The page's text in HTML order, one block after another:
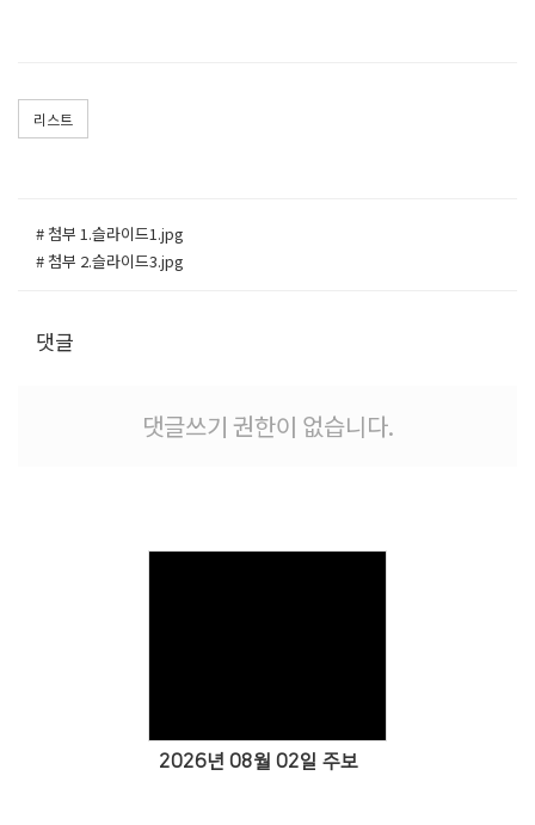
리스트
# 첨부 1.슬라이드1.jpg
# 첨부 2.슬라이드3.jpg
댓글
댓글쓰기 권한이 없습니다.
2026년 08월 02일 주보